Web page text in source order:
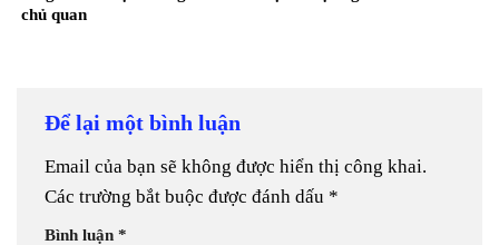
chủ quan
Để lại một bình luận
Email của bạn sẽ không được hiển thị công khai.
Các trường bắt buộc được đánh dấu *
Bình luận *